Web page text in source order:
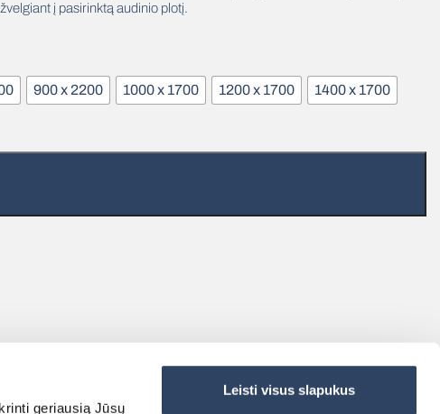
geriausią Jūsų
Leisti visus slapukus
į pasirinktą audinio plotį.
900 x 2200 1000 x 1700 1200 x 1700 1400 x 1700